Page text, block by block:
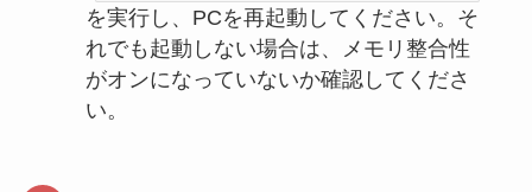
を実行し、PCを再起動してください。そ
れでも起動しない場合は、メモリ整合性
がオンになっていないか確認してくださ
い。